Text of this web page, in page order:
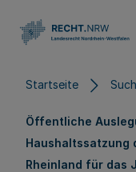
Startseite
Öffentliche
Haushaltssatzung
Rheinland für das